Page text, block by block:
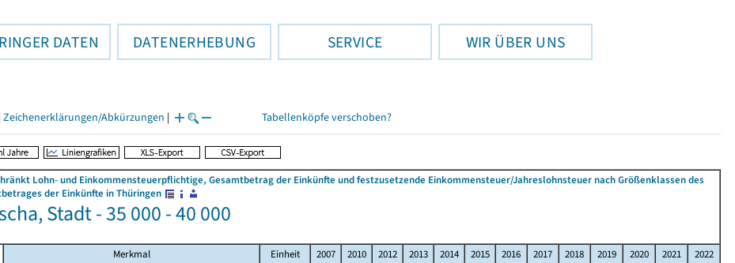
DATEN DATENERHEBUNG SERVICE WIR ÜBER UNS
Zeichenerklärungen/Abkürzungen | Tabellenköpfe verschoben?
Lohn- und Einkommensteuerpflichtige, Gesamtbetrag der Einkünfte und festzusetzende Einkommensteuer/Jahreslohnsteuer nach Größenklassen des
der Einkünfte in Thüringen
Stadt - 35 000 - 40 000
Merkmal Einheit 2007 2010 2012 2013 2014 2015 2016 2017 2018 2019 2020 2021
2022